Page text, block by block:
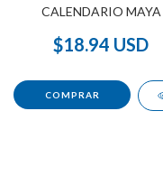
CALENDARIO MAYA
$18.94 USD